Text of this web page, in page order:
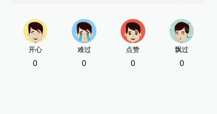
开心
0
难过
0
点赞
0
飘过
0